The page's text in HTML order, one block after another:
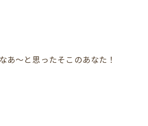
あ～と思ったそこのあなた！